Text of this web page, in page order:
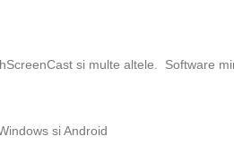
si multe altele. Software
si Android